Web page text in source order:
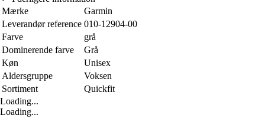
Mærke
Garmin
Leverandør reference 010-12904-00
Farve
grå
Dominerende farve
Grå
Køn
Unisex
Aldersgruppe
Voksen
Sortiment
Quickfit
Loading...
Loading...